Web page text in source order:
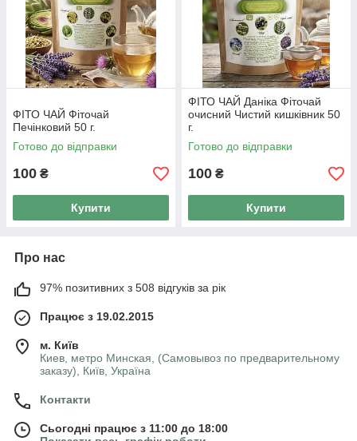
ФІТО ЧАЙ Фіточай
Печінковий 50 г.
Готово до відправки
100 ₴
Купити
ФІТО ЧАЙ Даніка Фіточай
очисний Чистий кишківник 50
г.
Готово до відправки
100 ₴
Купити
Про нас
97% позитивних з 508 відгуків за рік
Працює з 19.02.2015
м. Київ
Киев, метро Минская, (Самовывоз по предварительному
заказу), Київ, Україна
Контакти
Сьогодні працює з 11:00 до 18:00